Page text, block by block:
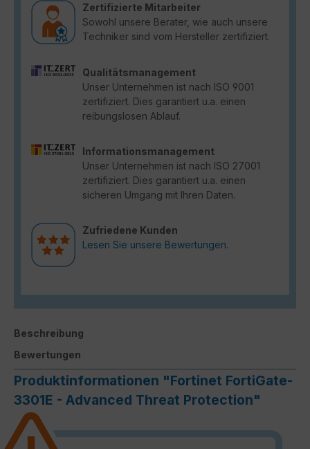
Zertifizierte Mitarbeiter
Sowohl unsere Berater, wie auch unsere
Techniker sind vom Hersteller zertifiziert.
Qualitätsmanagement
Unser Unternehmen ist nach ISO 9001
zertifiziert. Dies garantiert u.a. einen
reibungslosen Ablauf.
Informationsmanagement
Unser Unternehmen ist nach ISO 27001
zertifiziert. Dies garantiert u.a. einen
sicheren Umgang mit Ihren Daten.
Zufriedene Kunden
Lesen Sie unsere Bewertungen.
Beschreibung
Bewertungen
Produktinformationen "Fortinet FortiGate-
3301E - Advanced Threat Protection"